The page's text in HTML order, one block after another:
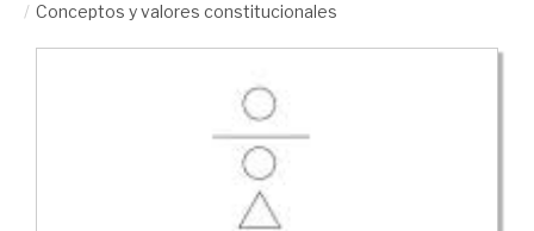
Conceptos y valores constitucionales